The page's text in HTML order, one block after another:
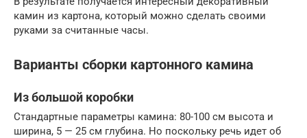
камин из картона, который можно сделать своими
руками за считанные часы.
Варианты сборки картонного камина
Из большой коробки
Стандартные параметры камина: 80-100 см высота и
ширина, 5 — 25 см глубина. Но поскольку речь идет об